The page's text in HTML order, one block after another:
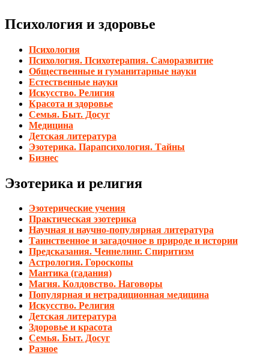
Психология и здоровье
Психология
Психология. Психотерапия. Саморазвитие
Общественные и гуманитарные науки
Естественные науки
Искусство. Религия
Красота и здоровье
Семья. Быт. Досуг
Медицина
Детская литература
Эзотерика. Парапсихология. Тайны
Бизнес
Эзотерика и религия
Эзотерические учения
Практическая эзотерика
Научная и научно-популярная литература
Таинственное и загадочное в природе и истории
Предсказания. Ченнелинг. Спиритизм
Астрология. Гороскопы
Мантика (гадания)
Магия. Колдовство. Наговоры
Популярная и нетрадиционная медицина
Искусство. Религия
Детская литература
Здоровье и красота
Семья. Быт. Досуг
Разное